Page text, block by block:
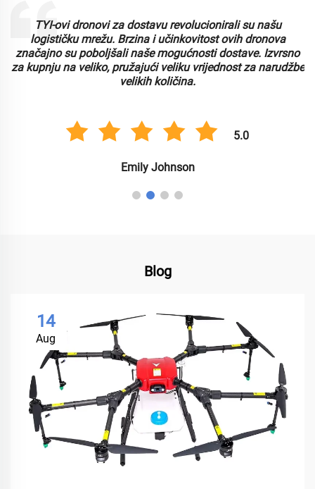
TYI-ovi dronovi za dostavu revolucionirali su našu
logističku mrežu. Brzina i učinkovitost ovih dronova
značajno su poboljšali naše mogućnosti dostave. Izvrsno
za kupnju na veliko, pružajući veliku vrijednost za narudžbe
velikih količina.
5.0
Emily Johnson
Blog
14
Aug